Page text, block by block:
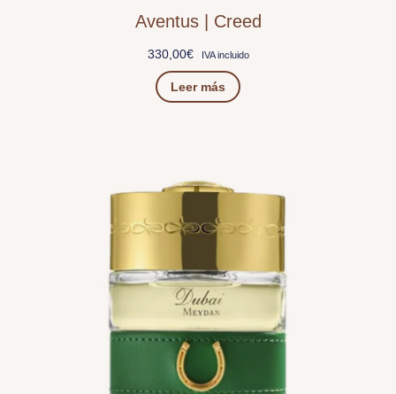
Aventus | Creed
330,00€ IVA incluido
Leer más